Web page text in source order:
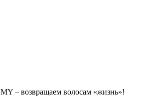
– возвращаем волосам «жизнь»!